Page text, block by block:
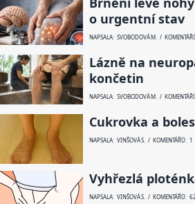
o urgentní stav
NAPSALA: SVOBODOVÁ M. /
Lázně na
končetin
NAPSALA: SVOBODOVÁ M. /
Cukrovka a
NAPSALA: VINŠOVÁ S. / KOMENTÁŘŮ: 1
Vyhřezlá
NAPSALA: VINŠOVÁ S. / KOMENTÁŘŮ: 62